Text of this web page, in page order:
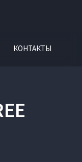
КОНТАКТЫ